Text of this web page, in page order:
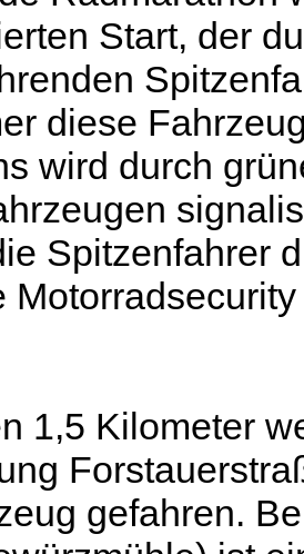
Start, der
diese
wird durch
Spitzenfahrer
1,5 Kilometer
gefahren.